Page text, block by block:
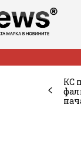
КС